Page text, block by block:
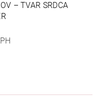
– TVAR SRDCA